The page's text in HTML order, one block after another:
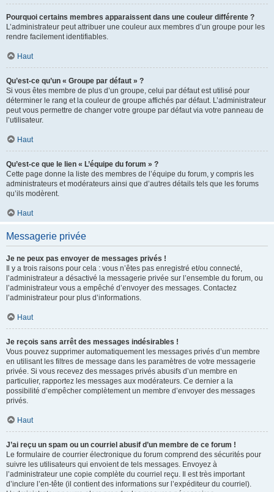
Pourquoi certains membres apparaissent dans une couleur différente ?
L’administrateur peut attribuer une couleur aux membres d’un groupe pour les
rendre facilement identifiables.
Haut
Qu’est-ce qu’un « Groupe par défaut » ?
Si vous êtes membre de plus d’un groupe, celui par défaut est utilisé pour
déterminer le rang et la couleur de groupe affichés par défaut. L’administrateur
peut vous permettre de changer votre groupe par défaut via votre panneau de
l’utilisateur.
Haut
Qu’est-ce que le lien « L’équipe du forum » ?
Cette page donne la liste des membres de l’équipe du forum, y compris les
administrateurs et modérateurs ainsi que d’autres détails tels que les forums
qu’ils modèrent.
Haut
Messagerie privée
Je ne peux pas envoyer de messages privés !
Il y a trois raisons pour cela : vous n’êtes pas enregistré et/ou connecté,
l’administrateur a désactivé la messagerie privée sur l’ensemble du forum, ou
l’administrateur vous a empêché d’envoyer des messages. Contactez
l’administrateur pour plus d’informations.
Haut
Je reçois sans arrêt des messages indésirables !
Vous pouvez supprimer automatiquement les messages privés d’un membre
en utilisant les filtres de message dans les paramètres de votre messagerie
privée. Si vous recevez des messages privés abusifs d’un membre en
particulier, rapportez les messages aux modérateurs. Ce dernier a la
possibilité d’empêcher complètement un membre d’envoyer des messages
privés.
Haut
J’ai reçu un spam ou un courriel abusif d’un membre de ce forum !
Le formulaire de courrier électronique du forum comprend des sécurités pour
suivre les utilisateurs qui envoient de tels messages. Envoyez à
l’administrateur une copie complète du courriel reçu. Il est très important
d’inclure l’en-tête (il contient des informations sur l’expéditeur du courriel).